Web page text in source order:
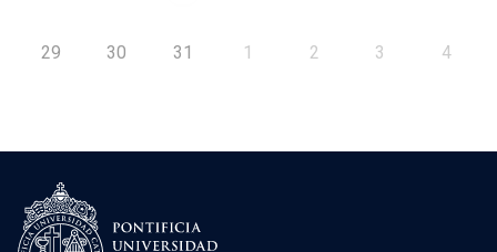
29 30 31 1 2 3 4